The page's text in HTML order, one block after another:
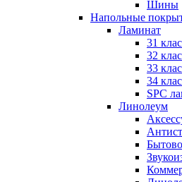
Шины
Напольные
Ламинат
31
32
33
34
SPC
Линолеум